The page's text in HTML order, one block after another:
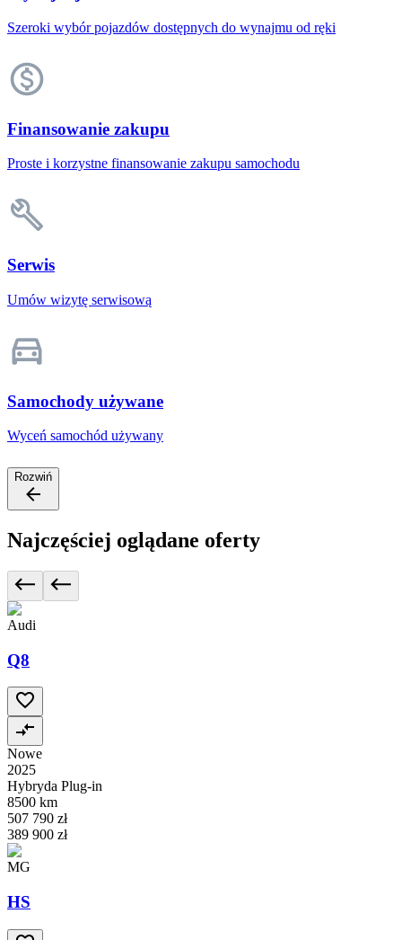
Szeroki wybór pojazdów dostępnych do wynajmu od ręki
Finansowanie zakupu
Proste i korzystne finansowanie zakupu samochodu
Serwis
Umów wizytę serwisową
Samochody używane
Wyceń samochód używany
Rozwiń
Najczęściej oglądane oferty
Audi
Q8
Nowe
2025
Hybryda Plug-in
8500 km
507 790 zł
389 900 zł
MG
HS